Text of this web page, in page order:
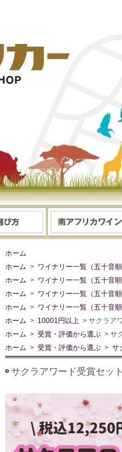
ホーム
ホーム > ワイナリー一覧（五十音順
ホーム > ワイナリー一覧（五十音順
ホーム > ワイナリー一覧（五十音順
ホーム > ワイナリー一覧（五十音順
ホーム > 10001円以上 > サクラア
ホーム > 受賞・評価から選ぶ > サ
ホーム > 受賞・評価から選ぶ > サ
サクラアワード受賞セッ